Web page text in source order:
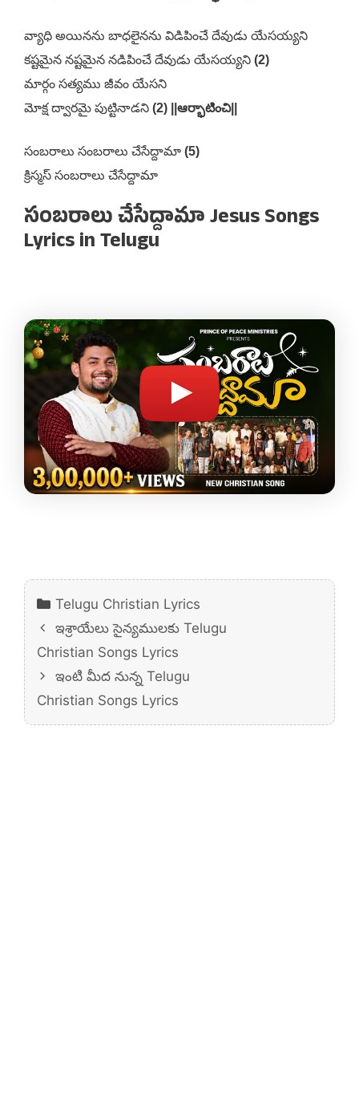
వ్యాధి అయినను బాధలైనను విడిపించే దేవుడు యేసయ్యని
కష్టమైన నష్టమైన నడిపించే దేవుడు యేసయ్యని (2)
మార్గం సత్యము జీవం యేసని
మోక్ష ద్వారమై పుట్టినాడని (2) ||ఆర్భాటించి||
సంబరాలు సంబరాలు చేసేద్దామా (5)
క్రిస్మస్ సంబరాలు చేసేద్దామా
సంబరాలు చేసేద్దామా Jesus Songs
Lyrics in Telugu
Categories
Telugu Christian Lyrics
ఇశ్రాయేలు సైన్యములకు Telugu
Christian Songs Lyrics
ఇంటి మీద నున్న Telugu
Christian Songs Lyrics